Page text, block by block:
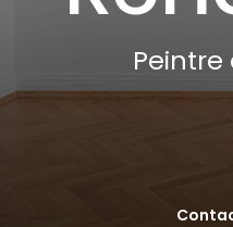
Peintre